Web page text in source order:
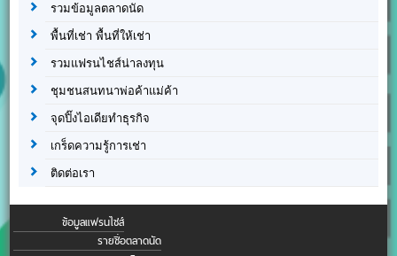
รวมข้อมูลตลาดนัด
พื้นที่เช่า พื้นที่ให้เช่า
รวมแฟรนไชส์น่าลงทุน
ชุมชนสนทนาพ่อค้าแม่ค้า
จุดปิ๊งไอเดียทำธุรกิจ
เกร็ดความรู้การเช่า
ติดต่อเรา
ข้อมูลแฟรนไชส์
รายชื่อตลาดนัด